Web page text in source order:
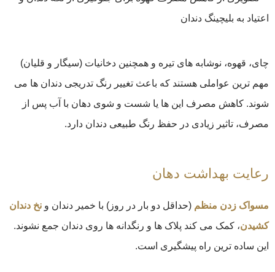
چای، قهوه، نوشابه‌ های تیره و همچنین دخانیات (سیگار و قلیان)
مهم‌ ترین عواملی هستند که باعث تغییر رنگ تدریجی دندان ‌ها می
‌شوند. کاهش مصرف این‌ ها یا شست‌ و شوی دهان با آب پس از
مصرف، تاثیر زیادی در حفظ رنگ طبیعی دندان دارد.
رعایت بهداشت دهان
مسواک زدن منظم (حداقل دو بار در روز) با خمیر دندان‌ و نخ دندان
کشیدن، کمک می ‌کند پلاک ‌ها و رنگدانه ‌ها روی دندان جمع نشوند.
این ساده ‌ترین راه پیشگیری است.